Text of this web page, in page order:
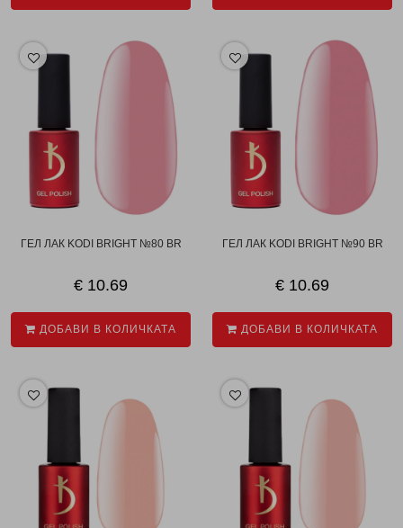
ГЕЛ ЛАК KODI BRIGHT №80 BR
€ 10.69
ДОБАВИ В КОЛИЧКАТА
ГЕЛ ЛАК KODI BRIGHT №90 BR
€ 10.69
ДОБАВИ В КОЛИЧКАТА